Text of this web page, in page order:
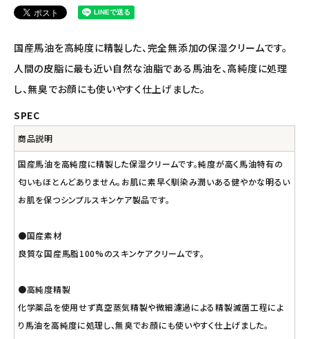
コラム・スタッフのおすすめ
ご利用ガイド等
アカウント情報
ようこそ ゲスト 様
国産馬油を高純度に精製した、完全無添加の保湿クリームです。
人間の皮脂に最も近い自然な油脂である馬油を、高純度に処理
し、無臭でお顔にも使いやすく仕上げました。
SPEC
商品説明
国産馬油を高純度に精製した保湿クリームです。純度が高く馬油特有の
匂いもほとんどありません。お肌に素早く馴染み潤いある健やかな明るい
お肌を保つシンプルスキンケア製品です。
●国産素材
良質な国産馬脂100%のスキンケアクリームです。
●高純度精製
化学薬品を使用せず真空蒸気精製や微細濾過による精製滅菌工程によ
り馬油を高純度に処理し、無臭でお顔にも使いやすく仕上げました。